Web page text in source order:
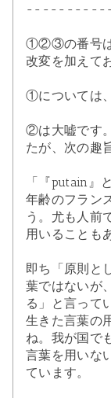
①②③の番号は
改変を加えて
①については
②は大嘘です
たが、次の趣
「『putain』
年齢のフラン
う。尤も人前
用いることも
即ち「原則と
葉ではないが
る」と言って
生きた言葉の
ね。我が国で
言葉を用いな
ています。